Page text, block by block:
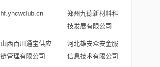
hf.yhcwclub.cn
郑州九德新材料科
技发展有限公司
山西百川通宝供应
链管理有限公司
河北雄安众安金服
信息技术有限公司